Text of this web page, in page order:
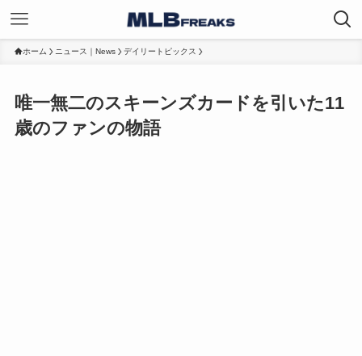
ホーム ニュース｜News デイリートピックス
唯一無二のスキーンズカードを引いた11
歳のファンの物語